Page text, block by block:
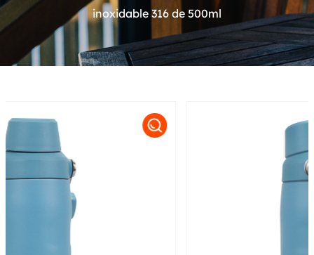
inoxidable 316 de 500ml